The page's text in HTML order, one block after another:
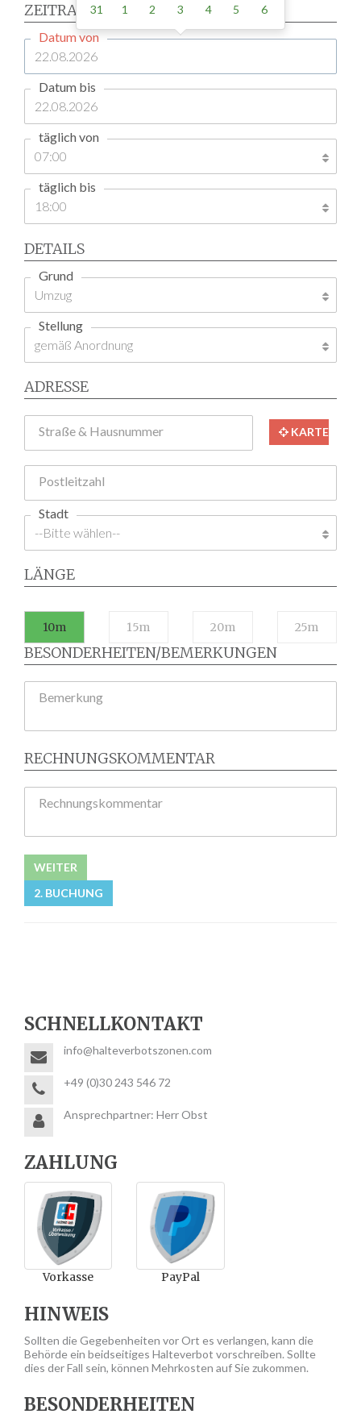
ZEITRAUM
Datum von
Datum bis
täglich von
täglich bis
DETAILS
Grund
Stellung
ADRESSE
Straße & Hausnummer KARTE
Postleitzahl
Stadt
LÄNGE
10m 15m 20m 25m
BESONDERHEITEN/BEMERKUNGEN
Bemerkung
RECHNUNGSKOMMENTAR
Rechnungskommentar
WEITER
2. BUCHUNG
SCHNELLKONTAKT
info@halteverbotszonen.com
+49 (0)30 243 546 72
Ansprechpartner: Herr Obst
ZAHLUNG
Vorkasse PayPal
HINWEIS
Sollten die Gegebenheiten vor Ort es verlangen, kann die
Behörde ein beidseitiges Halteverbot vorschreiben. Sollte
dies der Fall sein, können Mehrkosten auf Sie zukommen.
BESONDERHEITEN
31
1 2 3 4 5 6